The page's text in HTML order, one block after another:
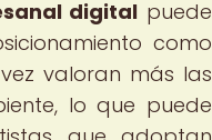
digital puede
como
valoran más las
lo que puede